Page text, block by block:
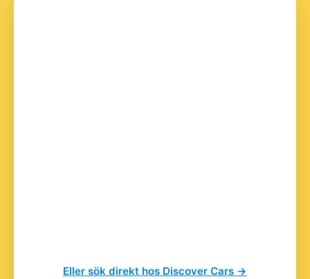
Eller sök direkt hos Discover Cars →